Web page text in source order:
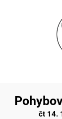
čt 14.